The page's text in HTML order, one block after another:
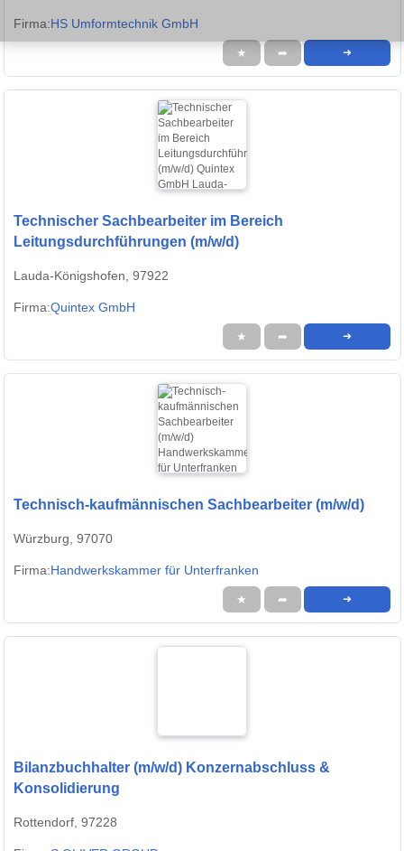
Firma:HS Umformtechnik GmbH
★ ➦ ➜
Technischer Sachbearbeiter im Bereich
Leitungsdurchführungen (m/w/d)
Lauda-Königshofen, 97922
Firma:Quintex GmbH
★ ➦ ➜
Technisch-kaufmännischen Sachbearbeiter (m/w/d)
Würzburg, 97070
Firma:Handwerkskammer für Unterfranken
★ ➦ ➜
Bilanzbuchhalter (m/w/d) Konzernabschluss &
Konsolidierung
Rottendorf, 97228